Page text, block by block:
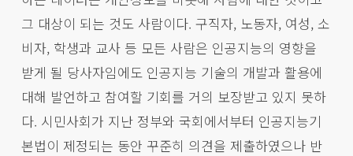
그 대상이 되는 것도 사람이다. 구직자, 노동자, 여성, 소
비자, 학생과 교사 등 모든 사람은 인공지능의 영향을
받게 될 당사자임에도 인공지능 기술의 개발과 활용에
대해 발언하고 참여할 기회를 거의 보장받고 있지 못하
다. 시민사회가 지난 정부와 국회에서부터 인공지능기
본법이 제정되는 동안 꾸준히 의견을 제출하였으나 반